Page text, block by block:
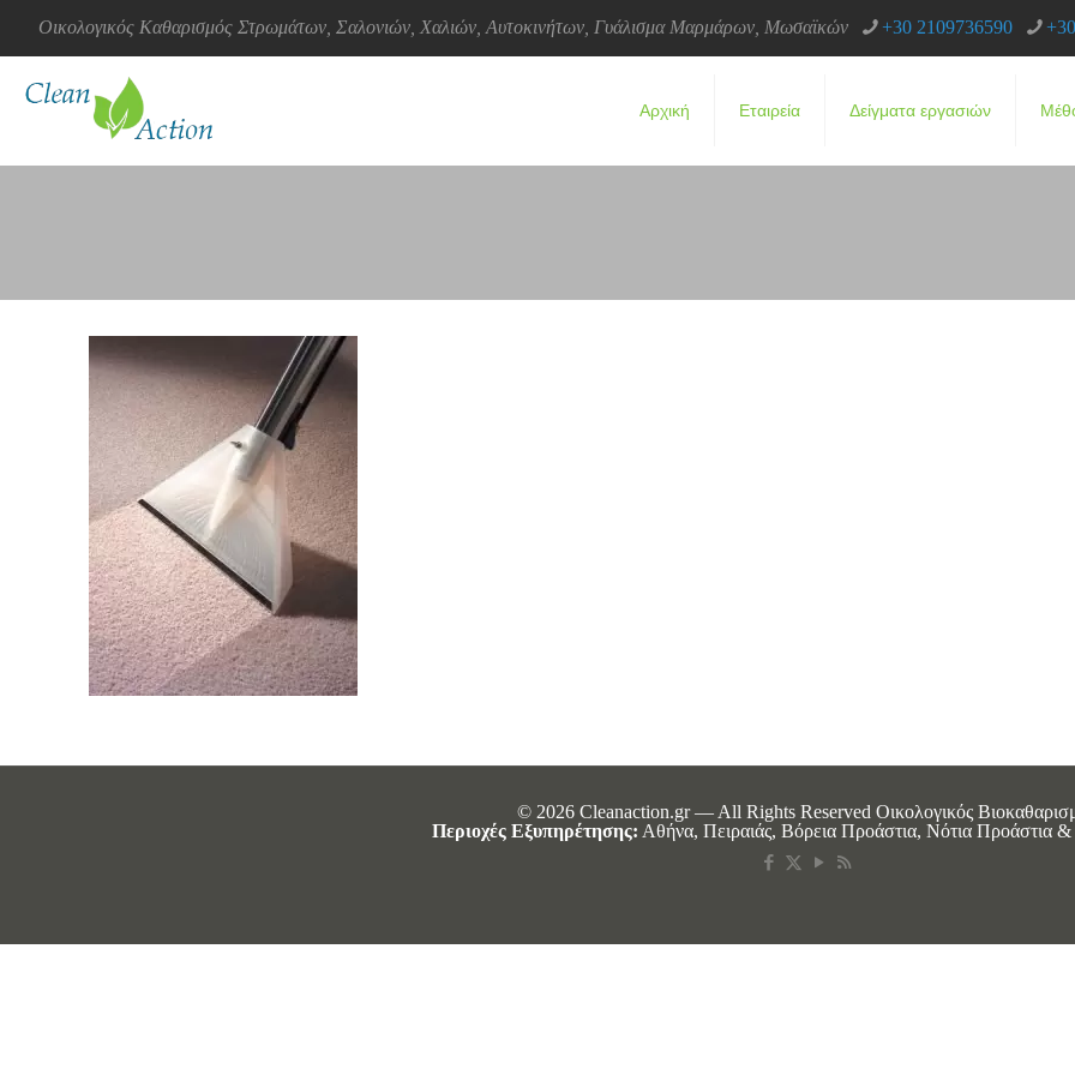
Οικολογικός Καθαρισμός Στρωμάτων, Σαλονιών, Χαλιών, Αυτοκινήτων, Γυάλισμα Μαρμάρων, Μωσαϊκών +30 2109736590
Αρχική Εταιρεία Δείγματα εργασιών
© 2026 Cleanaction.gr — All Rights Reserved Οικολογικός
Περιοχές Εξυπηρέτησης: Αθήνα, Πειραιάς, Βόρεια Προάστια, Νότια Προάστια &